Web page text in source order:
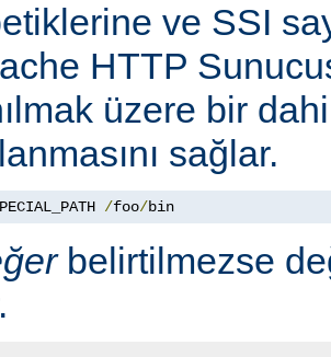
ve SSI
HTTP
üzere bir
sağlar.
/foo/bin
belirtilmezse